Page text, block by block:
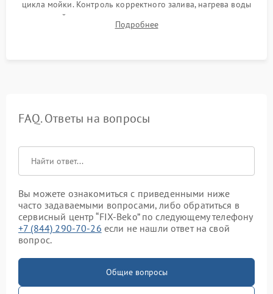
цикла мойки. Контроль корректного залива, нагрева воды
до нужной температуры, отсутствия посторонних шумов,
штатного слива и абсолютной сухости в поддоне.
Подробнее
FAQ. Ответы на вопросы
Вы можете ознакомиться с приведенными ниже
часто задаваемыми вопросами, либо обратиться в
сервисный центр “FIX-Beko” по следующему телефону
+7 (844) 290-70-26 если не нашли ответ на свой
вопрос.
Общие вопросы